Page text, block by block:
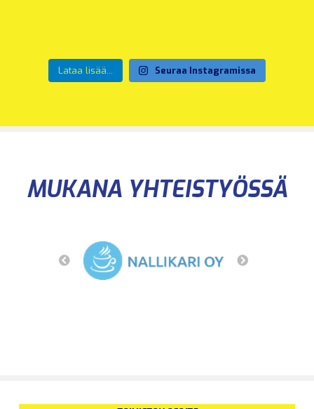
Lataa lisää... Seuraa Instagramissa
MUKANA YHTEISTYÖSSÄ